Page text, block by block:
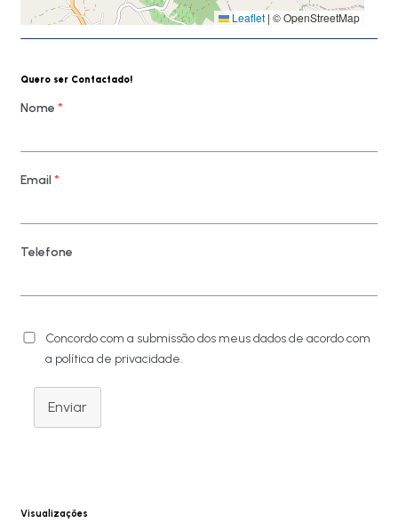
Leaflet | © OpenStreetMap
Quero ser Contactado!
Nome *
Email*
Telefone
Concordo com a submissão dos meus dados de acordo com
a política de privacidade.
Enviar
Visualizações